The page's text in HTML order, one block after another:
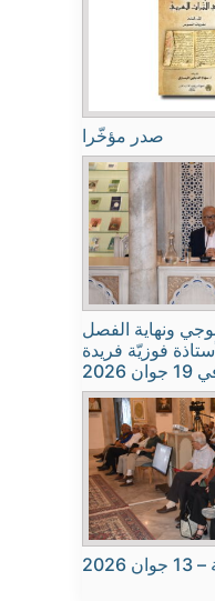
صدر مؤخّرا
ونهاية الفصل
فوزيّة فريدة
2026